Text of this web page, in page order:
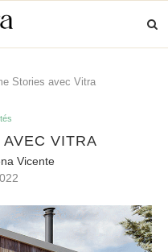
Stories avec Vitra
VITRA
Vicente